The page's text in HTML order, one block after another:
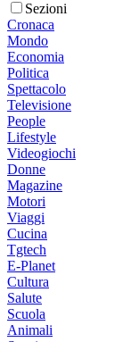
Sezioni
Cronaca
Mondo
Economia
Politica
Spettacolo
Televisione
People
Lifestyle
Videogiochi
Donne
Magazine
Motori
Viaggi
Cucina
Tgtech
E-Planet
Cultura
Salute
Scuola
Animali